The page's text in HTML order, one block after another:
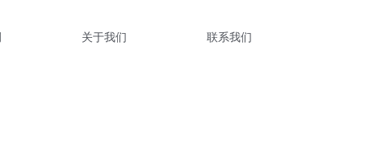
关于我们 联系我们